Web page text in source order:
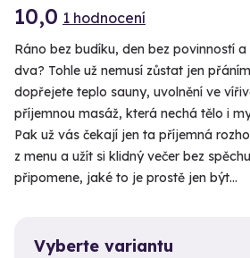
10,0 1 hodnocení
Ráno bez budíku, den bez povinností
dva? Tohle už nemusí zůstat jen
dopřejete teplo sauny, uvolnění ve
příjemnou masáž, která nechá tělo i
Pak už vás čekají jen ta příjemná
z menu a užít si klidný večer bez
připomene, jaké to je prostě jen být…
Vyberte variantu